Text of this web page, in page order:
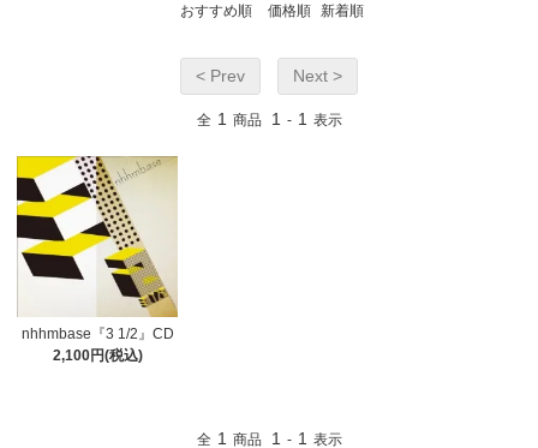
おすすめ順 価格順 新着順
< Prev Next >
全 1 商品 1 - 1 表示
nhhmbase『3 1/2』CD
2,100円(税込)
全 1 商品 1 - 1 表示